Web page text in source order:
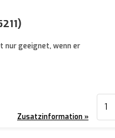
nur geeignet, wenn er
Zusatzinformation »